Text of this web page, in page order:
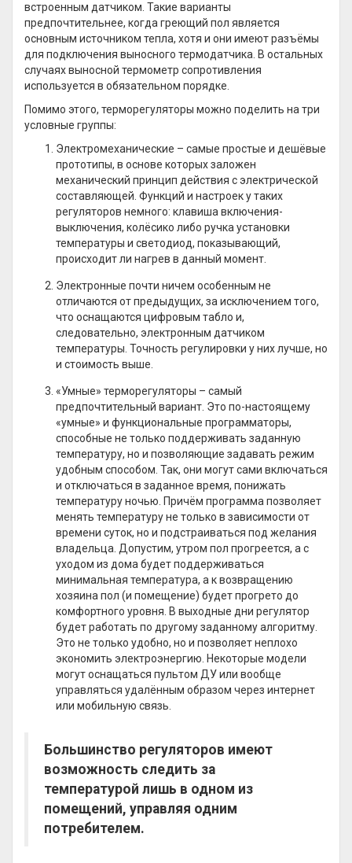
встроенным датчиком. Такие варианты
предпочтительнее, когда греющий пол является
основным источником тепла, хотя и они имеют разъёмы
для подключения выносного термодатчика. В остальных
случаях выносной термометр сопротивления
используется в обязательном порядке.
Помимо этого, терморегуляторы можно поделить на три
условные группы:
Электромеханические – самые простые и дешёвые
прототипы, в основе которых заложен
механический принцип действия с электрической
составляющей. Функций и настроек у таких
регуляторов немного: клавиша включения-
выключения, колёсико либо ручка установки
температуры и светодиод, показывающий,
происходит ли нагрев в данный момент.
Электронные почти ничем особенным не
отличаются от предыдущих, за исключением того,
что оснащаются цифровым табло и,
следовательно, электронным датчиком
температуры. Точность регулировки у них лучше, но
и стоимость выше.
«Умные» терморегуляторы – самый
предпочтительный вариант. Это по-настоящему
«умные» и функциональные программаторы,
способные не только поддерживать заданную
температуру, но и позволяющие задавать режим
удобным способом. Так, они могут сами включаться
и отключаться в заданное время, понижать
температуру ночью. Причём программа позволяет
менять температуру не только в зависимости от
времени суток, но и подстраиваться под желания
владельца. Допустим, утром пол прогреется, а с
уходом из дома будет поддерживаться
минимальная температура, а к возвращению
хозяина пол (и помещение) будет прогрето до
комфортного уровня. В выходные дни регулятор
будет работать по другому заданному алгоритму.
Это не только удобно, но и позволяет неплохо
экономить электроэнергию. Некоторые модели
могут оснащаться пультом ДУ или вообще
управляться удалённым образом через интернет
или мобильную связь.
Большинство регуляторов имеют
возможность следить за
температурой лишь в одном из
помещений, управляя одним
потребителем.